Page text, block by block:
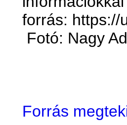
forrás: https://
Fotó: Nagy
Forrás